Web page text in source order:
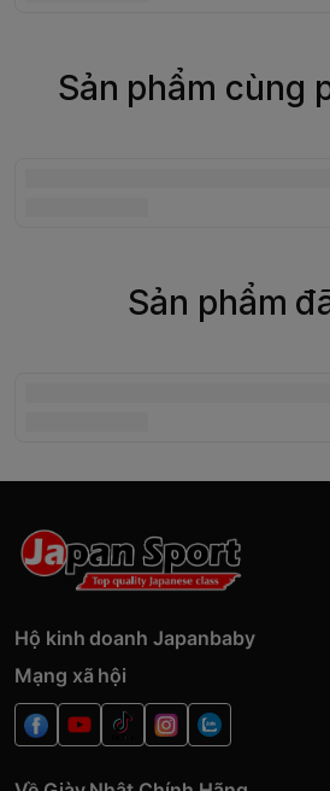
Sản phẩm cùng
Sản phẩm
Hộ kinh doanh Japanbaby
Mạng xã hội